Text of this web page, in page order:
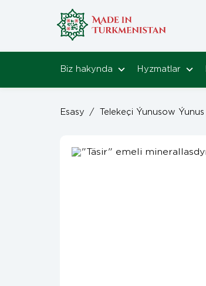
Biz hakynda Hyzmatlar
Esasy / Telekeçi Ýunusow Ýunus